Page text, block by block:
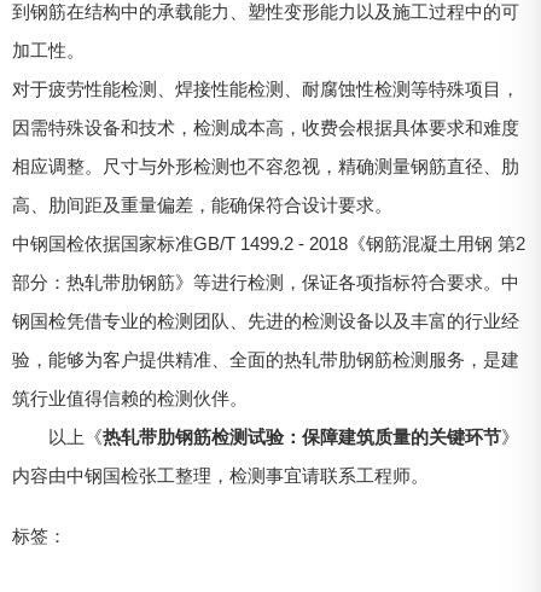
到钢筋在结构中的承载能力、塑性变形能力以及施工过程中的可
加工性。
对于疲劳性能检测、焊接性能检测、耐腐蚀性检测等特殊项目，
因需特殊设备和技术，检测成本高，收费会根据具体要求和难度
相应调整。尺寸与外形检测也不容忽视，精确测量钢筋直径、肋
高、肋间距及重量偏差，能确保符合设计要求。
中钢国检依据国家标准GB/T 1499.2 - 2018《钢筋混凝土用钢 第2
部分：热轧带肋钢筋》等进行检测，保证各项指标符合要求。中
钢国检凭借专业的检测团队、先进的检测设备以及丰富的行业经
验，能够为客户提供精准、全面的热轧带肋钢筋检测服务，是建
筑行业值得信赖的检测伙伴。
以上《热轧带肋钢筋检测试验：保障建筑质量的关键环节》
内容由中钢国检张工整理，检测事宜请联系工程师。
标签：